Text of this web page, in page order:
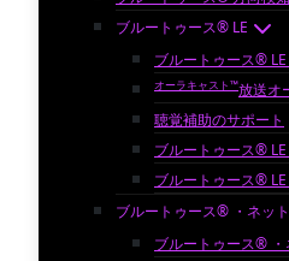
ブルートゥース® LE
ブルートゥース®
オーラキャスト™放送オ
聴覚補助のサポート
ブルートゥース®
ブルートゥース®
ブルートゥース® ・ネッ
ブルートゥース®